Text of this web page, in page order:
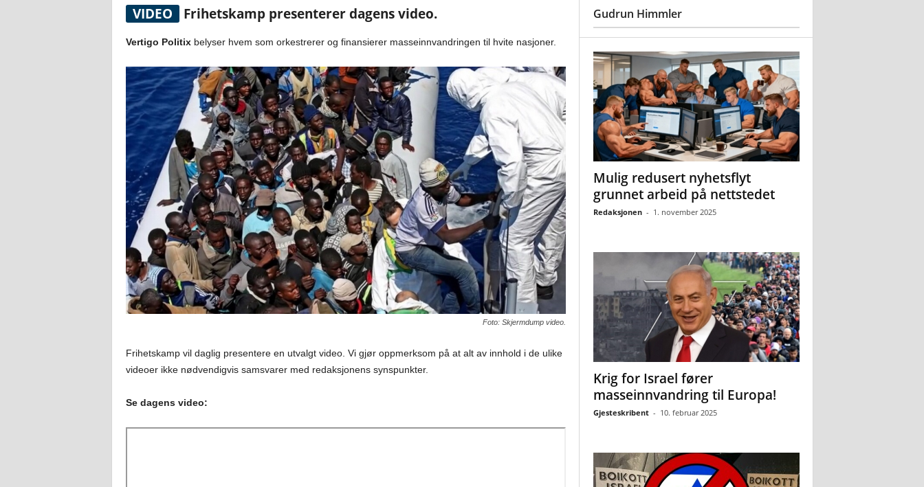
VIDEO Frihetskamp presenterer dagens video.
Vertigo Politixbelyser hvem som orkestrerer og finansierer masseinnvandringen til hvite nasjoner.
Foto: Skjermdump video.
Frihetskamp vil daglig presentere en utvalgt video. Vi gjør oppmerksom på at alt av innhold i de ulike
videoer ikke nødvendigvis samsvarer med redaksjonens synspunkter.
Se dagens video:
Gudrun Himmler
Mulig redusert nyhetsflyt
grunnet arbeid på nettstedet
Redaksjonen - 1. november 2025
Krig for Israel fører
masseinnvandring til Europa!
Gjesteskribent - 10. februar 2025